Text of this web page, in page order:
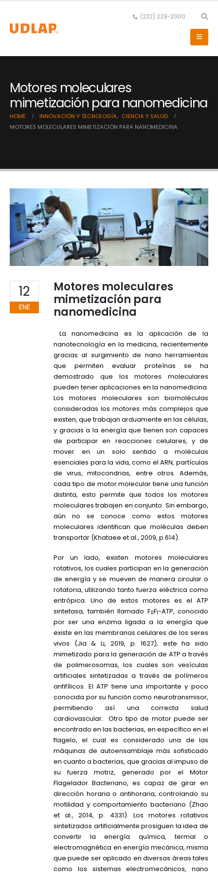
(222) 229-2000
Motores moleculares
mimetización para nanomedicina
HOME INNOVACIÓN Y TECNOLOGÍA, CIENCIA Y SALUD
MOTORES MOLECULARES MIMETIZACIÓN PARA NANOMEDICINA
12
ENE
Motores moleculares
mimetización para
nanomedicina
La nanomedicina es la aplicación de la
nanotecnología en la medicina, recientemente
gracias al surgimiento de nano herramientas
que permiten evaluar proteínas se ha
demostrado que los motores moleculares
pueden tener aplicaciones en la nanomedicina.
Los motores moleculares son biomoléculas
consideradas los motores más complejos que
existen, que trabajan arduamente en las células,
y gracias a la energía que tienen son capaces
de participar en reacciones celulares, y de
mover en un solo sentido a moléculas
esenciales para la vida, como el ARN, partículas
de virus, mitocondrias, entre otros. Además,
cada tipo de motor molecular tiene una función
distinta, esto permite que todos los motores
moleculares trabajen en conjunto. Sin embargo,
aún no se conoce como estos motores
moleculares identifican que moléculas deben
transportar (Khataee et al., 2009, p.614).
Por un lado, existen motores moleculares
rotativos, los cuales participan en la generación
de energía y se mueven de manera circular o
rotatoria, utilizando tanto fuerza eléctrica como
entrópica. Uno de estos motores es el ATP
sintetasa, también llamado F0F1-ATP, conocido
por ser una enzima ligada a la energía que
existe en las membranas celulares de los seres
vivos (Jia & Li, 2019, p. 1627), este ha sido
mimetizado para la generación de ATP a través
de polimerosomas, los cuales son vesículas
artificiales sintetizadas a través de polímeros
anfifílicos. El ATP tiene una importante y poco
conocida por su función como neurotransmisor,
permitiendo así una correcta salud
cardiovascular. Otro tipo de motor puede ser
encontrado en las bacterias, en específico en el
flagelo, el cual es considerado una de las
máquinas de autoensamblaje más sofisticado
en cuanto a bacterias, que gracias al impuso de
su fuerza motriz, generado por el Motor
Flagelador Bacteriano, es capaz de girar en
dirección horaria o antihoraria, controlando su
motilidad y comportamiento bacteriano (Zhao
et al., 2014, p. 4331). Los motores rotativos
sintetizados artificialmente prosiguen la idea de
convertir la energía química, termal o
electromagnética en energía mecánica, misma
que puede ser aplicado en diversas áreas tales
como los sistemas electromecánicos, nano